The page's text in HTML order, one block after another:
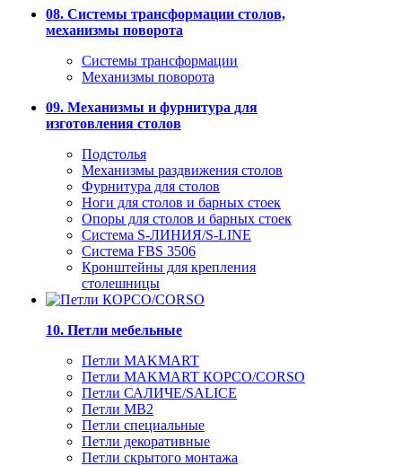
08. Системы трансформации столов,
механизмы поворота
Системы трансформации
Механизмы поворота
09. Механизмы и фурнитура для
изготовления столов
Подстолья
Механизмы раздвижения столов
Фурнитура для столов
Ноги для столов и барных стоек
Опоры для столов и барных стоек
Система S-ЛИНИЯ/S-LINE
Система FBS 3506
Кронштейны для крепления
столешницы
10. Петли мебельные
Петли MAKMART
Петли MAKMART КОРСО/CORSO
Петли САЛИЧЕ/SALICE
Петли MB2
Петли специальные
Петли декоративные
Петли скрытого монтажа